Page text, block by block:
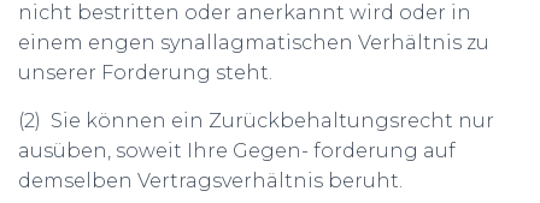
nicht bestritten oder anerkannt wird oder in
einem engen synallagmatischen Verhältnis zu
unserer Forderung steht.
(2) Sie können ein Zurückbehaltungsrecht nur
ausüben, soweit Ihre Gegen- forderung auf
demselben Vertragsverhältnis beruht.